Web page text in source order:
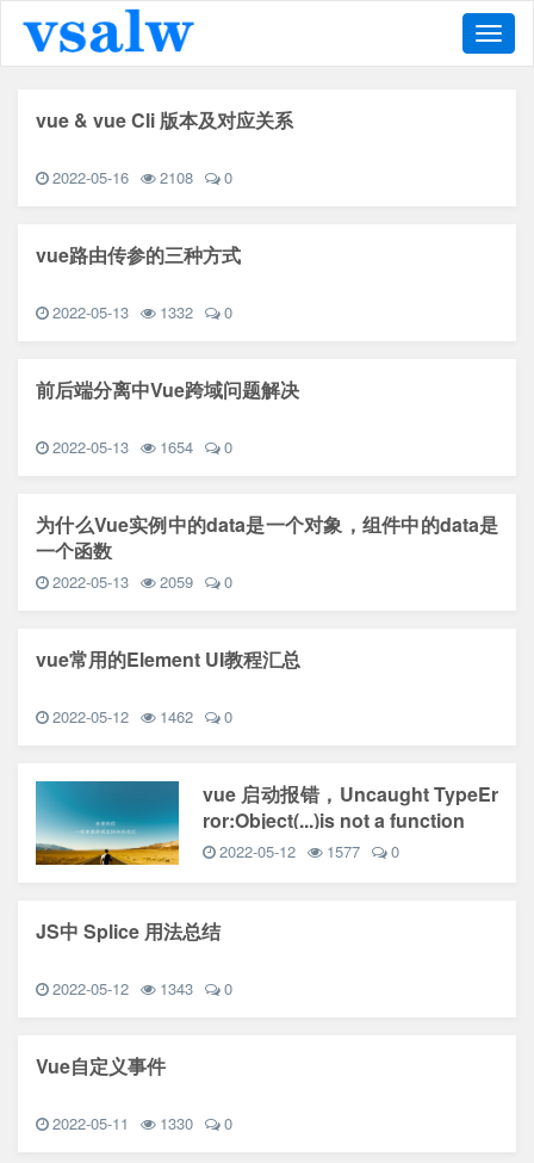
导
航
vue & vue Cli 版本及对应关系
2022-05-16 2108 0
vue路由传参的三种方式
2022-05-13 1332 0
前后端分离中Vue跨域问题解决
2022-05-13 1654 0
为什么Vue实例中的data是一个对象，组件中的data是
一个函数
2022-05-13 2059 0
vue常用的Element UI教程汇总
2022-05-12 1462 0
vue 启动报错，Uncaught TypeEr
ror:Object(...)is not a function
2022-05-12 1577 0
JS中 Splice 用法总结
2022-05-12 1343 0
Vue自定义事件
2022-05-11 1330 0